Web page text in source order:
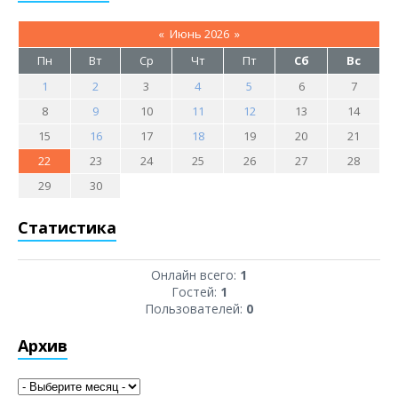
« Июнь 2026 »
Пн
Вт Ср Чт Пт Сб
Вс
1
2 3 4 5 6
7
8
9 10 11 12 13
14
15
16 17 18 19 20
21
22
23 24 25 26 27
28
29
30
Статистика
Онлайн всего: 1
Гостей: 1
Пользователей: 0
Архив